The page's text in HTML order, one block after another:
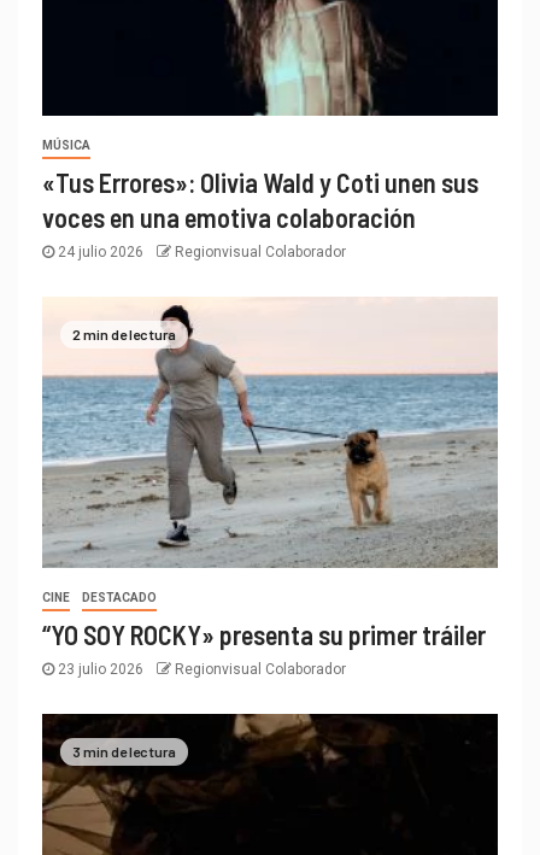
MÚSICA
«Tus Errores»: Olivia Wald y Coti unen sus
voces en una emotiva colaboración
24 julio 2026 Regionvisual Colaborador
2 min de lectura
CINE DESTACADO
“YO SOY ROCKY» presenta su primer tráiler
23 julio 2026 Regionvisual Colaborador
3 min de lectura